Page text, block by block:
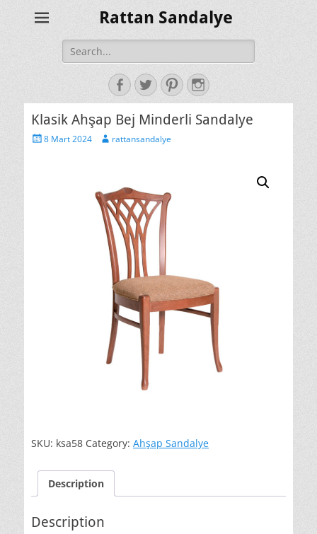
Rattan Sandalye
Search
for:
Facebook
TwitterPinterestInstagram
Klasik Ahşap Bej Minderli Sandalye
Posted8 Mart 2024 Authorrattansandalye
SKU: ksa58 Category: Ahşap Sandalye
Description
Description